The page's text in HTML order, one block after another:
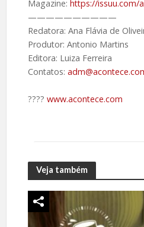
Magazine: https://issuu.com/
——————————
Redatora: Ana Flávia de
Produtor: Antonio Martins
Editora: Luiza Ferreira
Contatos:
????️ www.acontece.com
Veja também